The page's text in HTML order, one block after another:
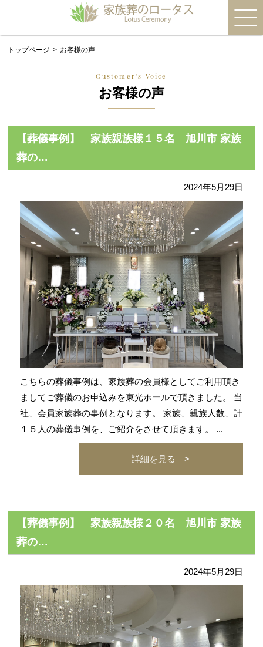
トップページ お客様の声
Customer's Voice
お客様の声
【葬儀事例】 家族親族様１５名 旭川市 家族
葬の…
2024年5月29日
こちらの葬儀事例は、家族葬の会員様としてご利用頂き
ましてご葬儀のお申込みを東光ホールで頂きました。 当
社、会員家族葬の事例となります。 家族、親族人数、計
１５人の葬儀事例を、ご紹介をさせて頂きます。 ...
詳細を見る >
【葬儀事例】 家族親族様２０名 旭川市 家族
葬の…
2024年5月29日